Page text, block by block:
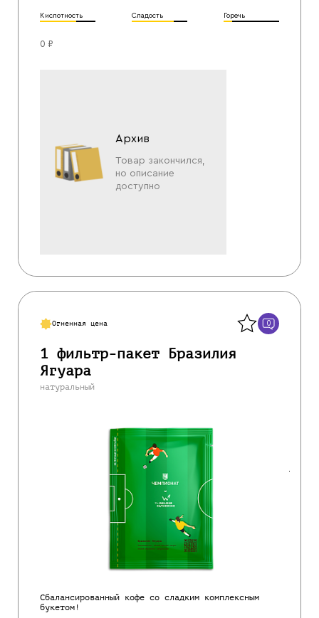
Кислотность Сладость Горечь
0 ₽
Архив
Товар закончился,
но описание
доступно
Огненная цена 0
1 фильтр-пакет Бразилия
Ягуара
натуральный
Сбалансированный кофе со сладким комплексным
букетом!